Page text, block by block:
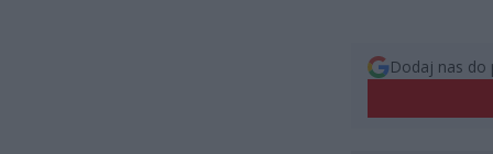
Dodaj nas do